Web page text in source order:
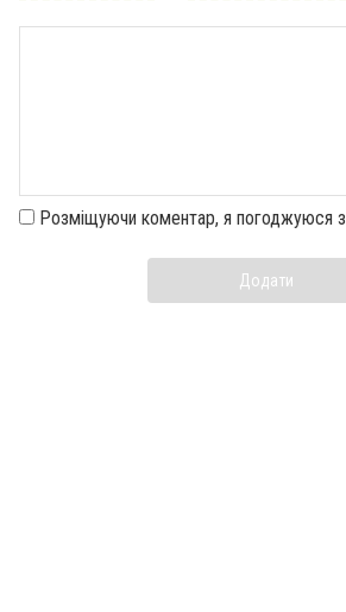
Розміщуючи коментар, я погоджуюся з
Додати